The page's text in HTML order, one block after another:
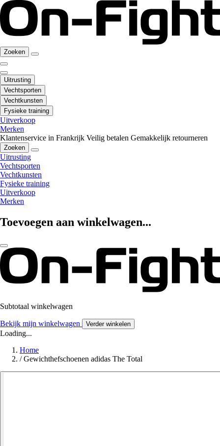
Zoeken
Uitrusting
Vechtsporten
Vechtkunsten
Fysieke training
Uitverkoop
Merken
Klantenservice in Frankrijk Veilig betalen Gemakkelijk retourneren
Zoeken
Uitrusting
Vechtsporten
Vechtkunsten
Fysieke training
Uitverkoop
Merken
Toevoegen aan winkelwagen...
Subtotaal winkelwagen
Bekijk mijn winkelwagen Verder winkelen
Loading...
Home
/ Gewichthefschoenen adidas The Total